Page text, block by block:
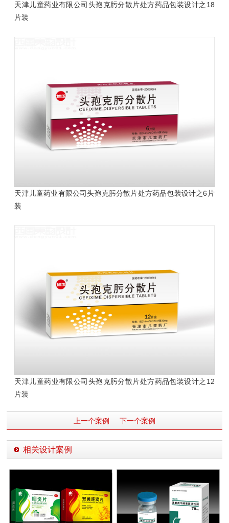
天津儿童药业有限公司头孢克肟分散片处方药品包装设计之18
片装
天津儿童药业有限公司头孢克肟分散片处方药品包装设计之6片
装
天津儿童药业有限公司 头孢克肟分散片处方药品包装设计之12
片装
上一个案例 下一个案例
相关设计案例